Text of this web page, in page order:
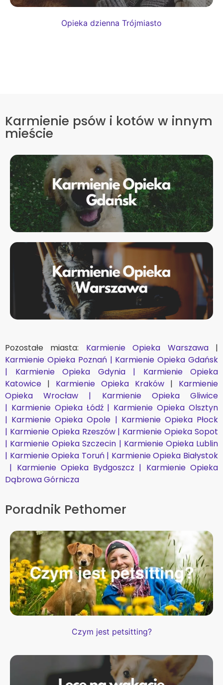
Opieka dzienna Trójmiasto
Karmienie psów i kotów w innym
mieście
Pozostałe miasta: Karmienie Opieka Warszawa |
Karmienie Opieka Poznań | Karmienie Opieka Gdańsk
| Karmienie Opieka Gdynia | Karmienie Opieka
Katowice | Karmienie Opieka Kraków | Karmienie
Opieka Wrocław | Karmienie Opieka Gliwice
| Karmienie Opieka Łódź | Karmienie Opieka Olsztyn
| Karmienie Opieka Opole | Karmienie Opieka Płock
| Karmienie Opieka Rzeszów | Karmienie Opieka Sopot
| Karmienie Opieka Szczecin | Karmienie Opieka Lublin
| Karmienie Opieka Toruń | Karmienie Opieka Białystok
| Karmienie Opieka Bydgoszcz | Karmienie Opieka
Dąbrowa Górnicza
Poradnik Pethomer
Czym jest petsitting?